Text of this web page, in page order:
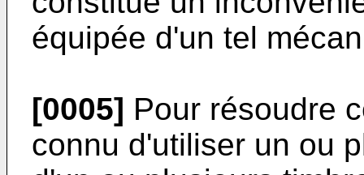
équipée d'un tel
[0005] Pour résoudre
connu d'utiliser un ou